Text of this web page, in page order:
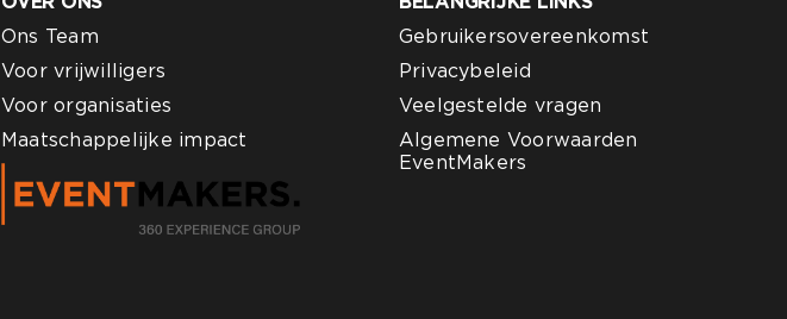
Ons Team
Voor vrijwilligers
Voor organisaties
Maatschappelijke impact
Gebruikersovereenkomst
Privacybeleid
Veelgestelde vragen
Algemene Voorwaarden
EventMakers